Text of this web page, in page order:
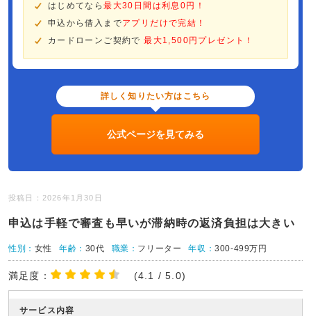
はじめてなら最大30日間は利息0円！
申込から借入までアプリだけで完結！
カードローンご契約で最大1,500円プレゼント！
詳しく知りたい方はこちら
公式ページを見てみる
投稿日：2026年1月30日
申込は手軽で審査も早いが滞納時の返済負担は大きい
性別： 女性 年齢： 30代 職業： フリーター 年収：300-499万円
満足度： (4.1 / 5.0)
サービス内容